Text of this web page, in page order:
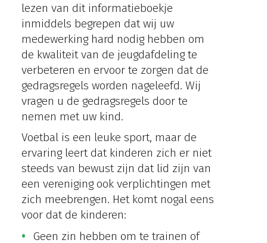
lezen van dit informatieboekje
inmiddels begrepen dat wij uw
medewerking hard nodig hebben om
de kwaliteit van de jeugdafdeling te
verbeteren en ervoor te zorgen dat de
gedragsregels worden nageleefd. Wij
vragen u de gedragsregels door te
nemen met uw kind.
Voetbal is een leuke sport, maar de
ervaring leert dat kinderen zich er niet
steeds van bewust zijn dat lid zijn van
een vereniging ook verplichtingen met
zich meebrengen. Het komt nogal eens
voor dat de kinderen:
Geen zin hebben om te trainen of